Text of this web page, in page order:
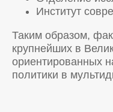
Институт
Таким образом,
крупнейших в
ориентированных
политики в